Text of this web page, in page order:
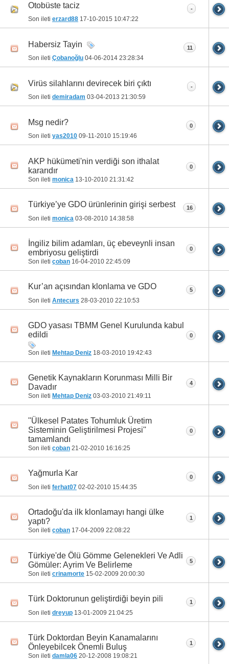
Otobüste taciz
Son ileti erzard88 17-10-2015 10:47:22
-
Habersiz Tayin
Son ileti Çobanoğlu 04-06-2014 23:28:34
11
Virüs silahlarını devirecek biri çıktı
Son ileti demiradam 03-04-2013 21:30:59
-
Msg nedir?
Son ileti yas2010 09-11-2010 15:19:46
0
AKP hükümeti'nin verdiği son ithalat
kararıdır
Son ileti monica 13-10-2010 21:31:42
0
Türkiye’ye GDO ürünlerinin girişi serbest
Son ileti monica 03-08-2010 14:38:58
16
İngiliz bilim adamları, üç ebeveynli insan
embriyosu geliştirdi
Son ileti çoban 16-04-2010 22:45:09
0
Kur’an açısından klonlama ve GDO
Son ileti Antecurs 28-03-2010 22:10:53
5
GDO yasası TBMM Genel Kurulunda kabul
edildi
Son ileti Mehtap Deniz 18-03-2010 19:42:43
0
Genetik Kaynakların Korunması Milli Bir
Davadır
Son ileti Mehtap Deniz 03-03-2010 21:49:11
4
''Ülkesel Patates Tohumluk Üretim
Sisteminin Geliştirilmesi Projesi''
tamamlandı
Son ileti çoban 21-02-2010 16:16:25
0
Yağmurla Kar
Son ileti ferhat07 02-02-2010 15:44:35
0
Ortadoğu'da ilk klonlamayı hangi ülke
yaptı?
Son ileti çoban 17-04-2009 22:08:22
1
Türkiye'de Ölü Gömme Gelenekleri Ve Adli
Gömüler: Ayrim Ve Belirleme
Son ileti crinamorte 15-02-2009 20:00:30
5
Türk Doktorunun geliştirdiği beyin pili
Son ileti dreyup 13-01-2009 21:04:25
1
Türk Doktordan Beyin Kanamalarını
Önleyebilcek Önemli Buluş
Son ileti damla06 20-12-2008 19:08:21
1